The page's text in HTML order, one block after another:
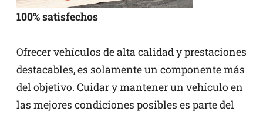
100% satisfechos
Ofrecer vehículos de alta calidad y prestaciones
destacables, es solamente un componente más
del objetivo. Cuidar y mantener un vehículo en
las mejores condiciones posibles es parte del